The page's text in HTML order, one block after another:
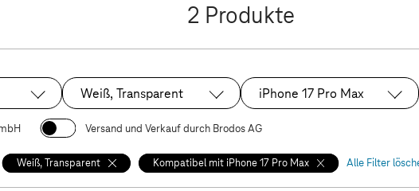
2 Produkte
Ausgewählt:
Weiß, Transparent Ausgewählt:
iPhone 17 Pro Max
Versand und Verkauf durch Brodos AG
Weiß, Transparent Kompatibel mit iPhone 17 Pro Max Alle Filter